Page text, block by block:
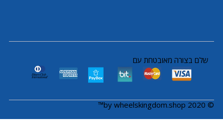
© 2020 by wheelskingdom.shop™
שלם בצורה מאובטחת עם